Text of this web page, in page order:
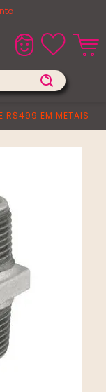
R$499 EM METAIS